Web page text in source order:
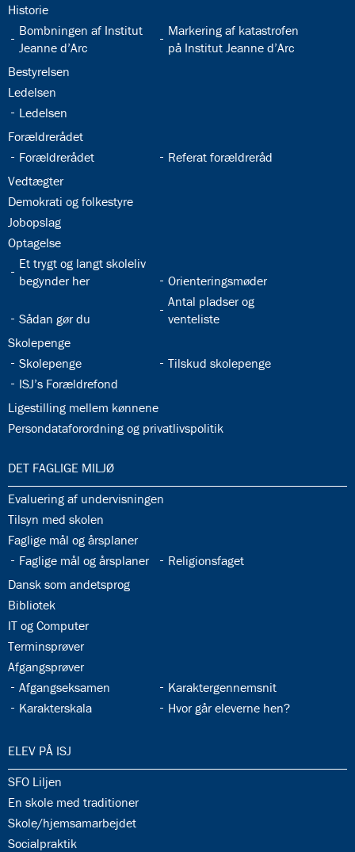
32.15:
Historie
32.16:
Bombningen af Institut
Jeanne d’Arc
32.17:
Markering af katastrofen
på Institut Jeanne d’Arc
32.18:
Bestyrelsen
32.19:
Ledelsen
32.20:
Ledelsen
32.21:
Forældrerådet
32.22:
Forældrerådet 32.23:
Referat forældreråd
32.24:
Vedtægter
32.25:
Demokrati og folkestyre
32.26:
Jobopslag
32.27:
Optagelse
32.28:
Et trygt og langt skoleliv
begynder her
32.29:
Orienteringsmøder
32.30:
Sådan gør du
32.31:
Antal pladser og
venteliste
32.32:
Skolepenge
32.33:
Skolepenge 32.34:
Tilskud skolepenge
32.35:
ISJ’s Forældrefond
32.36:
Ligestilling mellem kønnene
32.37:
Persondataforordning og privatlivspolitik
33.0:
DET FAGLIGE MILJØ
33.1:
Evaluering af undervisningen
33.2:
Tilsyn med skolen
33.3:
Faglige mål og årsplaner
33.4:
Faglige mål og årsplaner 33.5:
Religionsfaget
33.6:
Dansk som andetsprog
33.7:
Bibliotek
33.8:
IT og Computer
33.9:
Terminsprøver
33.10:
Afgangsprøver
33.11:
Afgangseksamen 33.12:
Karaktergennemsnit
33.13:
Karakterskala 33.14:
Hvor går eleverne hen?
34.0:
ELEV PÅ ISJ
34.1:
SFO Liljen
34.2:
En skole med traditioner
34.3:
Skole/hjemsamarbejdet
34.4:
Socialpraktik